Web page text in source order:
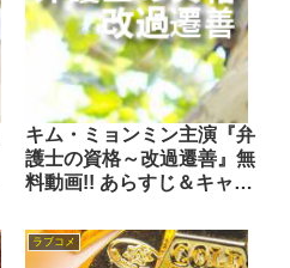
キム・ミョンミン主演『弁
護士の資格～改過遷善』無
料動画!! あらすじ＆キャス
ラブコメ